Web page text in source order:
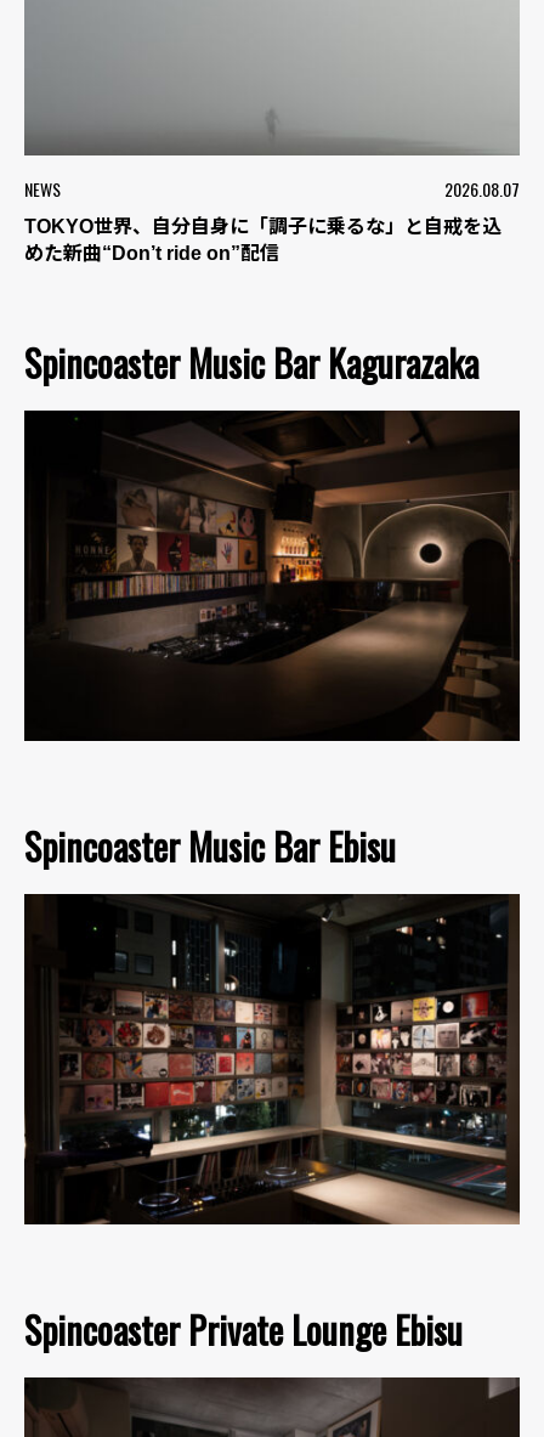
NEWS 2026.08.07
TOKYO世界、自分自身に「調子に乗るな」と自戒を込
めた新曲“Don’t ride on”配信
Spincoaster Music Bar Kagurazaka
Spincoaster Music Bar Ebisu
Spincoaster Private Lounge Ebisu